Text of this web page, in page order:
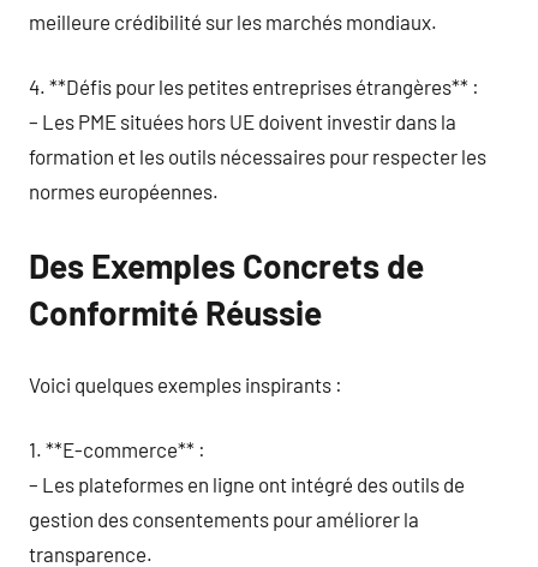
meilleure crédibilité sur les marchés mondiaux.
4. **Défis pour les petites entreprises étrangères** :
– Les PME situées hors UE doivent investir dans la
formation et les outils nécessaires pour respecter les
normes européennes.
Des Exemples Concrets de
Conformité Réussie
Voici quelques exemples inspirants :
1. **E-commerce** :
– Les plateformes en ligne ont intégré des outils de
gestion des consentements pour améliorer la
transparence.